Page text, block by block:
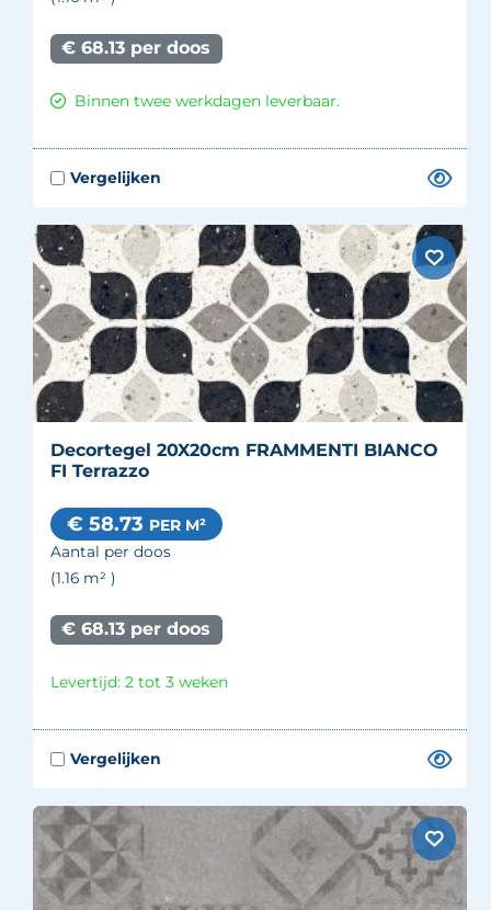
€ 68.13 per doos
Binnen twee werkdagen leverbaar.
Decortegel 20X20cm FRAMMENTI BIANCO
FI Terrazzo
€ 58.73 PER M²
Aantal per doos
(1.16 m² )
€ 68.13 per doos
Levertijd: 2 tot 3 weken